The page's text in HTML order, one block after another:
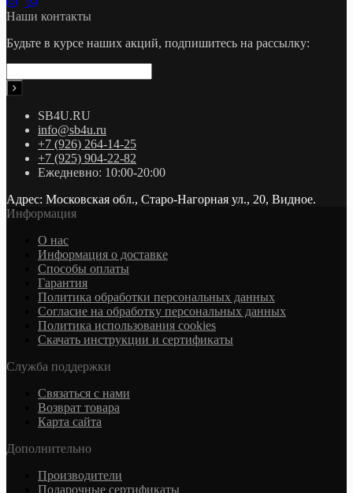
Наши контакты
Будьте в курсе наших акций, подпишитесь на рассылку:
SB4U.RU
info@sb4u.ru
+7 (926) 264-14-25
+7 (925) 904-22-82
Ежедневно: 10:00-20:00
Адрес: Московская обл., Старо-Нагорная ул., 20, Видное.
Информация
О нас
Информация о доставке
Cпособы оплаты
Гарантия
Политика обработки персональных данных
Согласие на обработку персональных данных
Политика использования cookies
Скачать инструкции и сертификаты
Служба поддержки
Связаться с нами
Возврат товара
Карта сайта
Дополнительно
Производители
Подарочные сертификаты